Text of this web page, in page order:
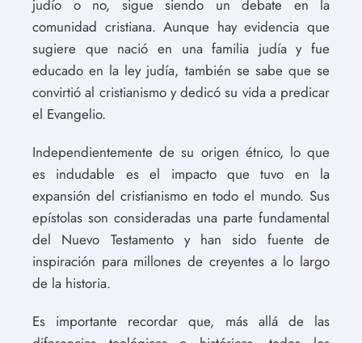
judío o no, sigue siendo un debate en la
comunidad cristiana. Aunque hay evidencia que
sugiere que nació en una familia judía y fue
educado en la ley judía, también se sabe que se
convirtió al cristianismo y dedicó su vida a predicar
el Evangelio.
Independientemente de su origen étnico, lo que
es indudable es el impacto que tuvo en la
expansión del cristianismo en todo el mundo. Sus
epístolas son consideradas una parte fundamental
del Nuevo Testamento y han sido fuente de
inspiración para millones de creyentes a lo largo
de la historia.
Es importante recordar que, más allá de las